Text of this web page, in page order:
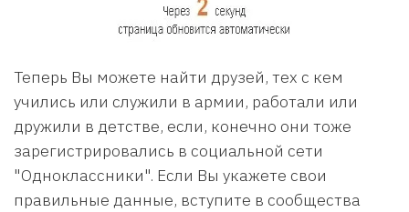
Теперь Вы можете найти друзей, тех с кем
учились или служили в армии, работали или
дружили в детстве, если, конечно они тоже
зарегистрировались в социальной сети
"Одноклассники". Если Вы укажете свои
правильные данные, вступите в сообщества